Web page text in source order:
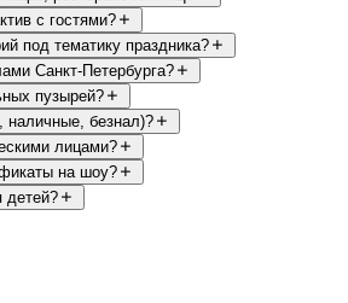
с гостями?
под тематику праздника?
Санкт-Петербурга?
пузырей?
наличные, безнал)?
лицами?
на шоу?
детей?